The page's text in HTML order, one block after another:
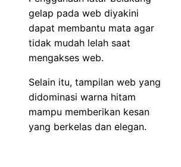
gelap pada web diyakini
dapat membantu mata agar
tidak mudah lelah saat
mengakses web.
Selain itu, tampilan web yang
didominasi warna hitam
mampu memberikan kesan
yang berkelas dan elegan.